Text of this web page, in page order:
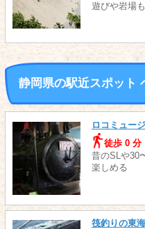
遊びや岩場
静岡県の駅近スポット
ロコミュー
徒歩 0 分
昔のSLや30
楽しめる
筏釣りの東海